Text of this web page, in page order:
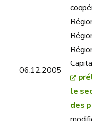
06.12.2005
le
des